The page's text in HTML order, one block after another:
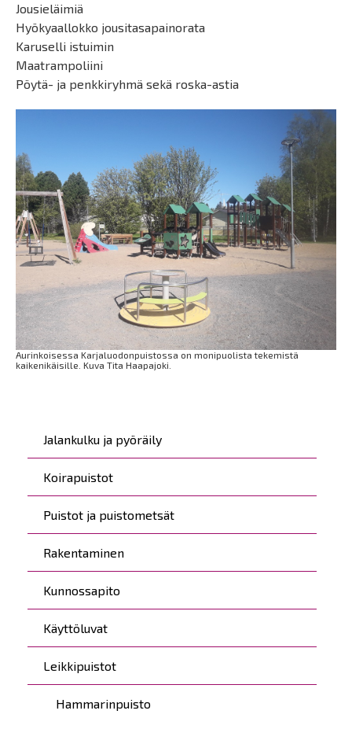
Päävalikko
Jalankulku ja pyöräily
Koirapuistot
Puistot ja puistometsät
Rakentaminen
Kunnossapito
Käyttöluvat
Leikkipuistot
Hammarinpuisto
Jousieläimiä
Hyökyaallokko jousitasapainorata
Karuselli istuimin
Maatrampoliini
Pöytä- ja penkkiryhmä sekä roska-astia
Aurinkoisessa Karjaluodonpuistossa on monipuolista tekemistä
kaikenikäisille. Kuva Tita Haapajoki.